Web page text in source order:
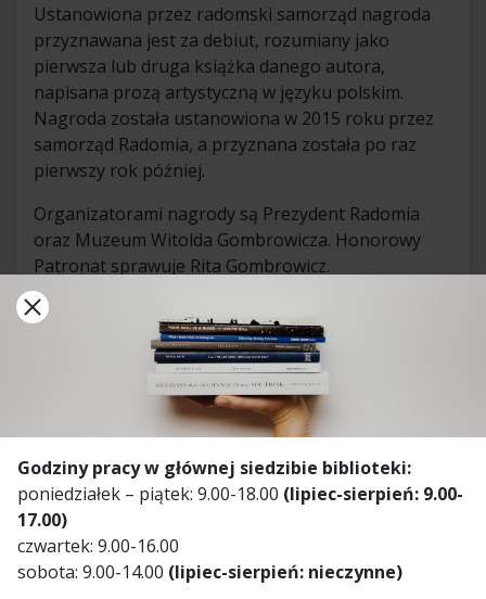
Godziny pracy w głównej siedzibie biblioteki:
poniedziałek – piątek: 9.00-18.00 (lipiec-sierpień: 9.00-
17.00)
czwartek: 9.00-16.00
sobota: 9.00-14.00 (lipiec-sierpień: nieczynne)
Ustanowiona przez radomski samorząd nagroda
przyznawana jest za debiut, rozumiany jako
pierwsza lub druga książka danego autora,
napisana prozą artystyczną w języku polskim.
Nagroda została ustanowiona w 2015 roku przez
samorząd Radomia, a przyznana została po raz
pierwszy rok później.
Organizatorami nagrody są Prezydent Radomia
oraz Muzeum Witolda Gombrowicza. Honorowy
Patronat sprawuje Rita Gombrowicz.
Barbara Elmanowska , ur. 1981 roku, poetka,